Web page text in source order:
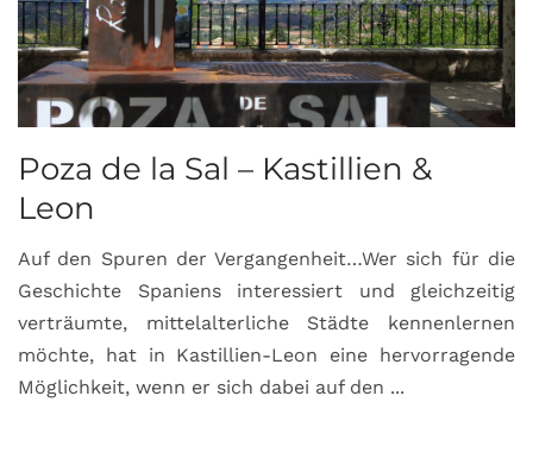
Poza de la Sal – Kastillien &
Leon
Auf den Spuren der Vergangenheit…Wer sich für die
Geschichte Spaniens interessiert und gleichzeitig
verträumte, mittelalterliche Städte kennenlernen
möchte, hat in Kastillien-Leon eine hervorragende
Möglichkeit, wenn er sich dabei auf den ...